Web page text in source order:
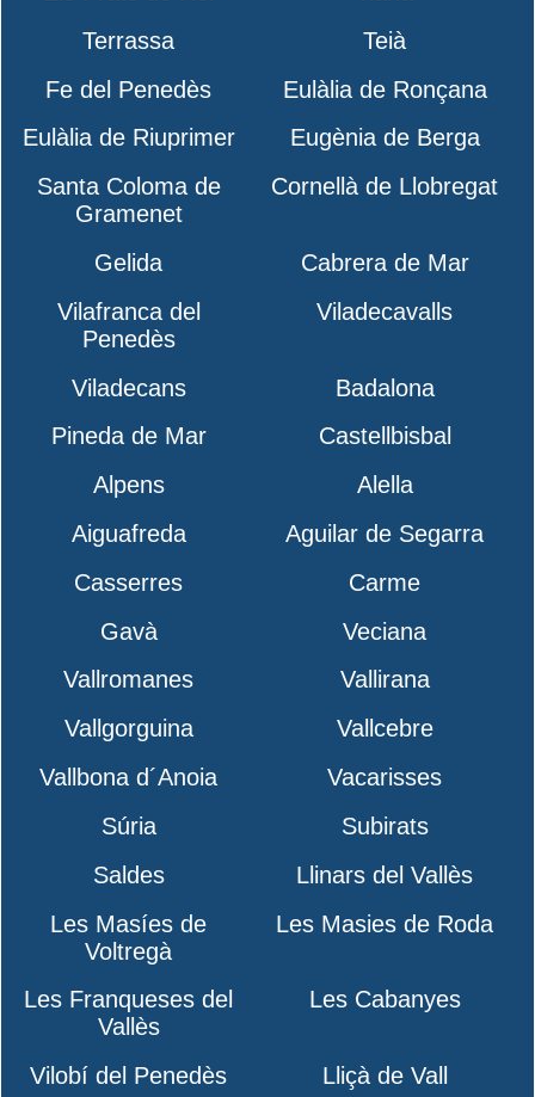
Terrassa
Teià
Fe del Penedès
Eulàlia de Ronçana
Eulàlia de Riuprimer
Eugènia de Berga
Santa Coloma de
Gramenet
Cornellà de Llobregat
Gelida
Cabrera de Mar
Vilafranca del
Penedès
Viladecavalls
Viladecans
Badalona
Pineda de Mar
Castellbisbal
Alpens
Alella
Aiguafreda
Aguilar de Segarra
Casserres
Carme
Gavà
Veciana
Vallromanes
Vallirana
Vallgorguina
Vallcebre
Vallbona d´Anoia
Vacarisses
Súria
Subirats
Saldes
Llinars del Vallès
Les Masíes de
Voltregà
Les Masies de Roda
Les Franqueses del
Vallès
Les Cabanyes
Vilobí del Penedès
Lliçà de Vall